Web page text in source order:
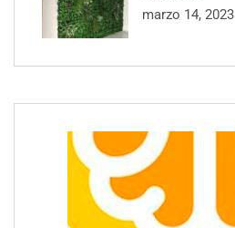
marzo 14, 2023